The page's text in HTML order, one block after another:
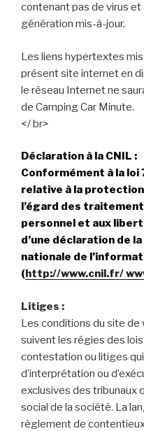
contenant pas de virus
génération mis-à-jour.
Les liens hypertextes
présent site internet en
le réseau Internet ne
de Camping Car Minute.
</ br>
Déclaration à la CNIL :
Conformément à la loi
relative à la
l’égard des
personnel et aux
d’une déclaration de
nationale de
(http://www.cnil.fr/
Litiges :
Les conditions du site
suivent les régies des
contestation ou litiges
d’interprétation ou
exclusives des tribunaux
social de la société. La
règlement de